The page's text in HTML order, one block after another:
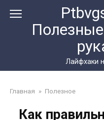
Лайфхаки
Главная » Полезное
Как